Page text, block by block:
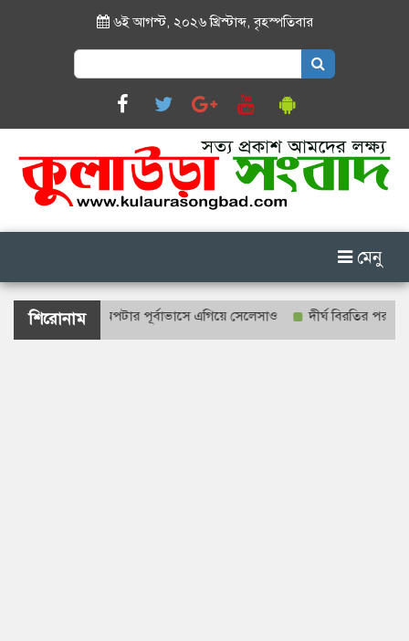
৬ই আগস্ট, ২০২৬ খ্রিস্টাব্দ,বৃহস্পতিবার
Search
for:
মেনু
শিরোনাম
নরওয়ে, অপটার পূর্বাভাসে এগিয়ে সেলেসাও দীর্ঘ বিরতির পর সিলেট-